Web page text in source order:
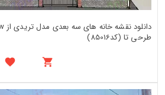
طرحی تا (کد85016)